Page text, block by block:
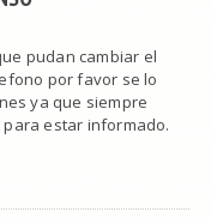
pudan cambiar el
por favor se lo
ya que siempre
estar informado.